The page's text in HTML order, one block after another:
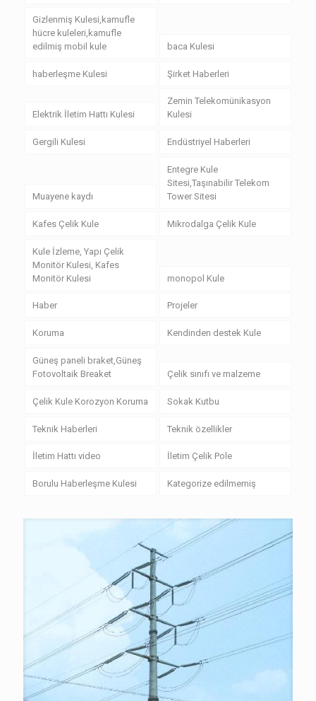
Gizlenmiş Kulesi,kamufle
hücre kuleleri,kamufle
edilmiş mobil kule
baca Kulesi
haberleşme Kulesi Şirket Haberleri
Elektrik İletim Hattı Kulesi
Zemin Telekomünikasyon
Kulesi
Gergili Kulesi Endüstriyel Haberleri
Muayene kaydı
Entegre Kule
Sitesi,Taşınabilir Telekom
Tower Sitesi
Kafes Çelik Kule Mikrodalga Çelik Kule
Kule İzleme, Yapı Çelik
Monitör Kulesi, Kafes
Monitör Kulesi
monopol Kule
Haber Projeler
Koruma Kendinden destek Kule
Güneş paneli braket,Güneş
Fotovoltaik Breaket
Çelik sınıfı ve malzeme
Çelik Kule Korozyon Koruma Sokak Kutbu
Teknik Haberleri Teknik özellikler
İletim Hattı video İletim Çelik Pole
Borulu Haberleşme Kulesi Kategorize edilmemiş